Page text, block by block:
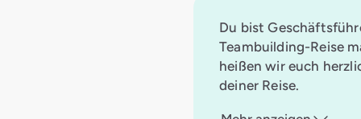
Du bist
Teambuilding-Reise
heißen wir euch
deiner Reise.